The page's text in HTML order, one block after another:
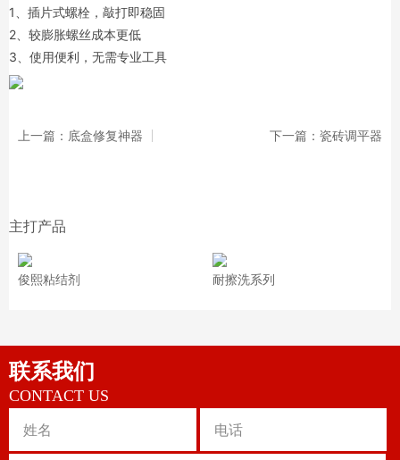
1、插片式螺栓，敲打即稳固
2、较膨胀螺丝成本更低
3、使用便利，无需专业工具
上一篇：底盒修复神器 下一篇：瓷砖调平器
主打产品
俊熙粘结剂 耐擦洗系列
联系我们
CONTACT US